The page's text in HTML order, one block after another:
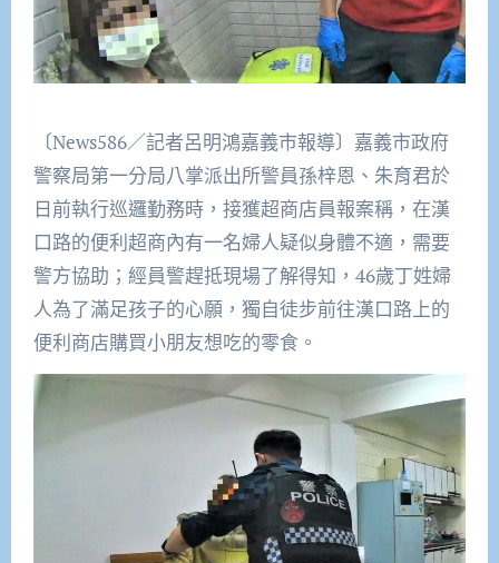
〔News586／記者呂明鴻嘉義市報導〕嘉義市政府
警察局第一分局八掌派出所警員孫梓恩、朱育君於
日前執行巡邏勤務時，接獲超商店員報案稱，在漢
口路的便利超商內有一名婦人疑似身體不適，需要
警方協助；經員警趕抵現場了解得知，46歲丁姓婦
人為了滿足孩子的心願，獨自徒步前往漢口路上的
便利商店購買小朋友想吃的零食。